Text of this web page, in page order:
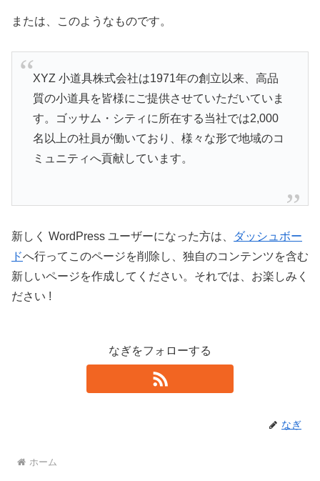
または、このようなものです。
XYZ 小道具株式会社は1971年の創立以来、高品
質の小道具を皆様にご提供させていただいていま
す。ゴッサム・シティに所在する当社では2,000
名以上の社員が働いており、様々な形で地域のコ
ミュニティへ貢献しています。
新しく WordPress ユーザーになった方は、
ダッシュボー
ドへ行ってこのページを削除し、独自のコンテンツを含む
新しいページを作成してください。それでは、お楽しみく
ださい !
なぎをフォローする
なぎ
ホーム